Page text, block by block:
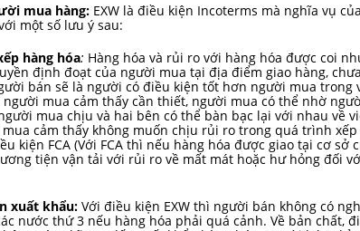
mua hàng: EXW là điều kiện Incoterms mà nghĩa vụ
một số lưu ý sau:
hàng hóa: Hàng hóa và rủi ro với hàng hóa được coi
định đoạt của người mua tại địa điểm giao hàng,
bán sẽ là người có điều kiện tốt hơn người mua
mua cảm thấy cần thiết, người mua có thể nhờ
mua chịu và hai bên có thể bàn bạc lại với nhau về
cảm thấy không muốn chịu rủi ro trong quá trình
kiện FCA (Với FCA thì nếu hàng hóa được giao tại cơ
tiện vận tải với rủi ro về mất mát hoặc hư hỏng đối
xuất khẩu: Với điều kiện EXW thì người bán không có
nước thứ 3 nếu hàng hóa phải quá cảnh. Về bản chất,